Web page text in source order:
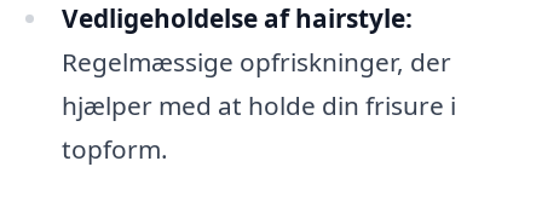
Vedligeholdelse af hairstyle:
Regelmæssige opfriskninger, der
hjælper med at holde din frisure i
topform.